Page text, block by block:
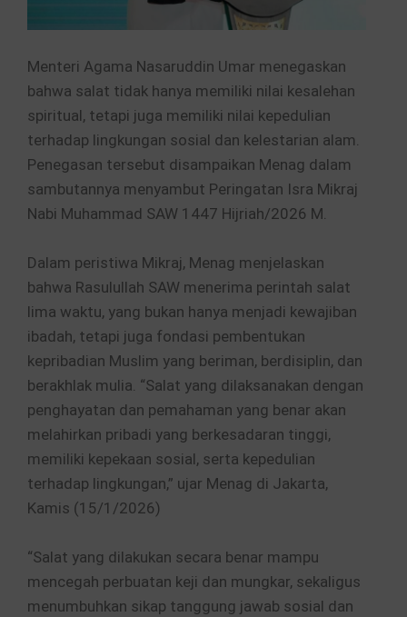
Menteri Agama Nasaruddin Umar menegaskan
bahwa salat tidak hanya memiliki nilai kesalehan
spiritual, tetapi juga memiliki nilai kepedulian
terhadap lingkungan sosial dan kelestarian alam.
Penegasan tersebut disampaikan Menag dalam
sambutannya menyambut Peringatan Isra Mikraj
Nabi Muhammad SAW 1447 Hijriah/2026 M.
Dalam peristiwa Mikraj, Menag menjelaskan
bahwa Rasulullah SAW menerima perintah salat
lima waktu, yang bukan hanya menjadi kewajiban
ibadah, tetapi juga fondasi pembentukan
kepribadian Muslim yang beriman, berdisiplin, dan
berakhlak mulia. “Salat yang dilaksanakan dengan
penghayatan dan pemahaman yang benar akan
melahirkan pribadi yang berkesadaran tinggi,
memiliki kepekaan sosial, serta kepedulian
terhadap lingkungan,” ujar Menag di Jakarta,
Kamis (15/1/2026)
“Salat yang dilakukan secara benar mampu
mencegah perbuatan keji dan mungkar, sekaligus
menumbuhkan sikap tanggung jawab sosial dan